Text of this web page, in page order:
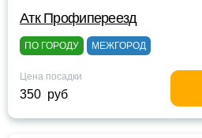
Атк Профипереезд
ПО ГОРОДУ МЕЖГОРОД
Цена посадки
350 руб